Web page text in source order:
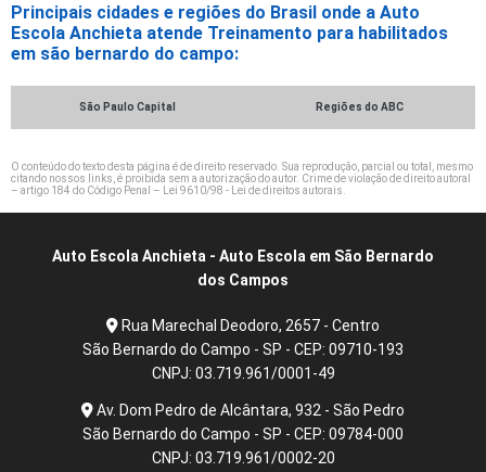
Principais cidades e regiões do Brasil onde a Auto
Escola Anchieta atende Treinamento para habilitados
em são bernardo do campo:
São Paulo Capital Regiões do ABC
O conteúdo do texto desta página é de direito reservado. Sua reprodução, parcial ou total, mesmo
citando nossos links, é proibida sem a autorização do autor. Crime de violação de direito autoral
– artigo 184 do Código Penal –
Lei 9610/98 - Lei de direitos autorais
Auto Escola Anchieta - Auto Escola em São Bernardo
dos Campos
Rua Marechal Deodoro, 2657 - Centro
São Bernardo do Campo - SP - CEP: 09710-193
CNPJ: 03.719.961/0001-49
Av. Dom Pedro de Alcântara, 932 - São Pedro
São Bernardo do Campo - SP - CEP: 09784-000
CNPJ: 03.719.961/0002-20